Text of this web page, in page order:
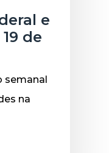
e
de
semanal
na